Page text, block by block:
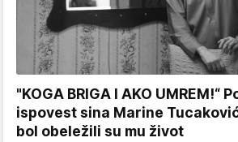
"KOGA BRIGA I AKO UMREM!“
ispovest sina Marine
bol obeležili su mu život